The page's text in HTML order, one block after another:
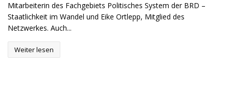
Mitarbeiterin des Fachgebiets Politisches System der BRD –
Staatlichkeit im Wandel und Eike Ortlepp, Mitglied des
Netzwerkes. Auch...
Weiter lesen